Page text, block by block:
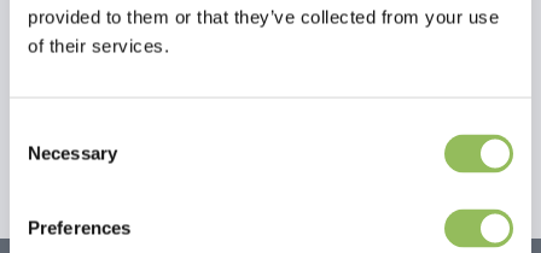
provided to them or that they’ve collected from your use
of their services.
Selection
Necessary
Preferences
Eigene Bewertung erstellen